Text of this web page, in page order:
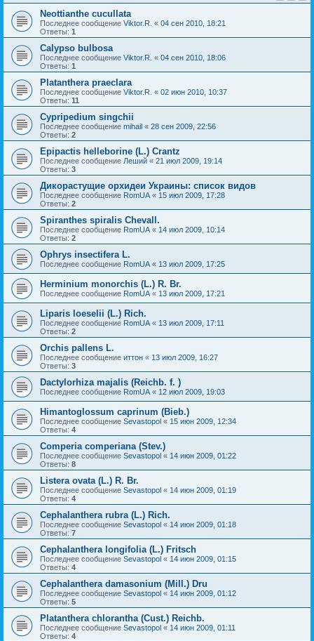
Neottianthe cucullata
Последнее сообщение Viktor.R. « 04 сен 2010, 18:21
Ответы: 1
Calypso bulbosa
Последнее сообщение Viktor.R. « 04 сен 2010, 18:06
Ответы: 1
Platanthera praeclara
Последнее сообщение Viktor.R. « 02 июн 2010, 10:37
Ответы: 11
Cypripedium singchii
Последнее сообщение mihail « 28 сен 2009, 22:56
Ответы: 2
Epipactis helleborine (L.) Crantz
Последнее сообщение Леший « 21 июл 2009, 19:14
Ответы: 3
Дикорастущие орхидеи Украины: список видов
Последнее сообщение RomUA « 15 июл 2009, 17:28
Ответы: 2
Spiranthes spiralis Chevall.
Последнее сообщение RomUA « 14 июл 2009, 10:14
Ответы: 2
Ophrys insectifera L.
Последнее сообщение RomUA « 13 июл 2009, 17:25
Herminium monorchis (L.) R. Br.
Последнее сообщение RomUA « 13 июл 2009, 17:21
Liparis loeselii (L.) Rich.
Последнее сообщение RomUA « 13 июл 2009, 17:11
Ответы: 2
Orchis pallens L.
Последнее сообщение иттон « 13 июл 2009, 16:27
Ответы: 3
Dactylorhiza majalis (Reichb. f. )
Последнее сообщение RomUA « 12 июл 2009, 19:03
Himantoglossum caprinum (Bieb.)
Последнее сообщение Sevastopol « 15 июн 2009, 12:34
Ответы: 4
Comperia comperiana (Stev.)
Последнее сообщение Sevastopol « 14 июн 2009, 01:22
Ответы: 8
Listera ovata (L.) R. Br.
Последнее сообщение Sevastopol « 14 июн 2009, 01:19
Ответы: 4
Cephalanthera rubra (L.) Rich.
Последнее сообщение Sevastopol « 14 июн 2009, 01:18
Ответы: 7
Cephalanthera longifolia (L.) Fritsch
Последнее сообщение Sevastopol « 14 июн 2009, 01:15
Ответы: 4
Cephalanthera damasonium (Mill.) Dru
Последнее сообщение Sevastopol « 14 июн 2009, 01:12
Ответы: 5
Platanthera chlorantha (Cust.) Reichb.
Последнее сообщение Sevastopol « 14 июн 2009, 01:11
Ответы: 4